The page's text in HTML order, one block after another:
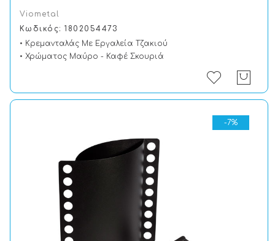
Viometal
Κωδικός: 1802054473
• Κρεμανταλάς Με Εργαλεία Τζακιού
• Χρώματος Μαύρο - Καφέ Σκουριά
-7%